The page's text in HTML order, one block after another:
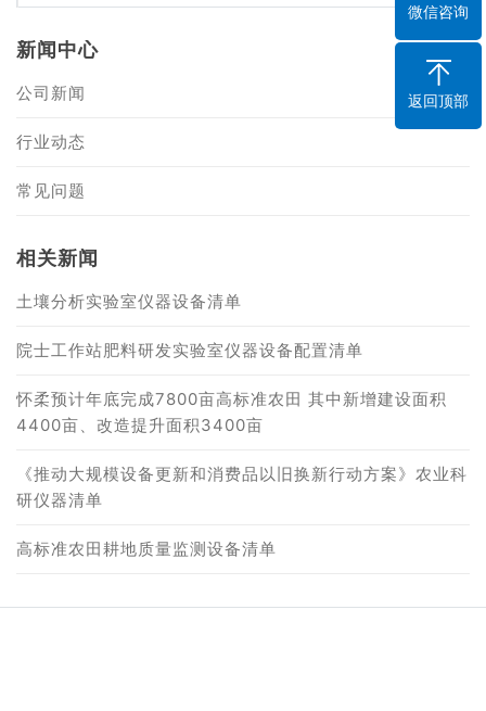
新闻中心
公司新闻
行业动态
常见问题
相关新闻
土壤分析实验室仪器设备清单
院士工作站肥料研发实验室仪器设备配置清单
怀柔预计年底完成7800亩高标准农田 其中新增建设面积
4400亩、改造提升面积3400亩
《推动大规模设备更新和消费品以旧换新行动方案》农业科
研仪器清单
高标准农田耕地质量监测设备清单
微信咨询
返回顶部